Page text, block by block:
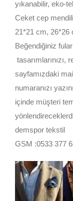
yıkanabilir, eko-
Ceket cep
21*21 cm, 26*26
Beğendiğiniz fular
sayfamızdaki
numaranızı
içinde müşteri
demspor tekstil
GSM :0533 377